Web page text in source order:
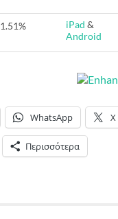
1.51% iPad &
Android
WhatsApp X
Περισσότερα